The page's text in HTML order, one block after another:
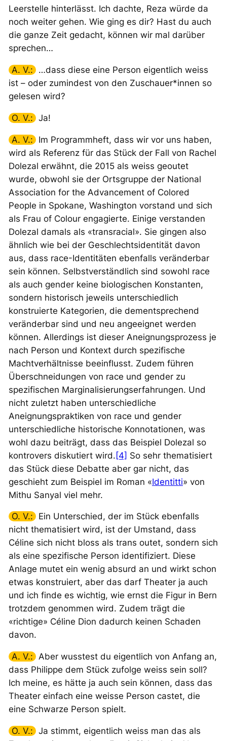
Leerstelle hinterlässt. Ich dachte, Reza würde da
noch weiter gehen. Wie ging es dir? Hast du auch
die ganze Zeit gedacht, können wir mal darüber
sprechen…
A. V.: …dass diese eine Person eigentlich weiss
ist – oder zumindest von den Zuschauer*innen so
gelesen wird?
O. V.: Ja!
A. V.: Im Programmheft, dass wir vor uns haben,
wird als Referenz für das Stück der Fall von Rachel
Dolezal erwähnt, die 2015 als weiss geoutet
wurde, obwohl sie der Ortsgruppe der National
Association for the Advancement of Colored
People in Spokane, Washington vorstand und sich
als Frau of Colour engagierte. Einige verstanden
Dolezal damals als «transracial». Sie gingen also
ähnlich wie bei der Geschlechtsidentität davon
aus, dass race-Identitäten ebenfalls veränderbar
sein können. Selbstverständlich sind sowohl race
als auch genderkeine biologischen Konstanten,
sondern historisch jeweils unterschiedlich
konstruierte Kategorien, die dementsprechend
veränderbar sind und neu angeeignet werden
können. Allerdings ist dieser Aneignungsprozess je
nach Person und Kontext durch spezifische
Machtverhältnisse beeinflusst. Zudem führen
Überschneidungen von race und genderzu
spezifischen Marginalisierungserfahrungen. Und
nicht zuletzt haben unterschiedliche
Aneignungspraktiken von race und gender
unterschiedliche historische Konnotationen, was
wohl dazu beiträgt, dass das Beispiel Dolezal so
kontrovers diskutiert wird. [4] So sehr thematisiert
das Stück diese Debatte aber gar nicht, das
geschieht zum Beispiel im Roman «Identitti» von
Mithu Sanyal viel mehr.
O. V.: Ein Unterschied, der im Stück ebenfalls
nicht thematisiert wird, ist der Umstand, dass
Céline sich nicht bloss als trans outet, sondern sich
als eine spezifische Person identifiziert. Diese
Anlage mutet ein wenig absurd an und wirkt schon
etwas konstruiert, aber das darf Theater ja auch
und ich finde es wichtig, wie ernst die Figur in Bern
trotzdem genommen wird. Zudem trägt die
«richtige» Céline Dion dadurch keinen Schaden
davon.
A. V.: Aber wusstest du eigentlich von Anfang an,
dass Philippe dem Stück zufolge weiss sein soll?
Ich meine, es hätte ja auch sein können, dass das
Theater einfach eine weisse Person castet, die
eine Schwarze Person spielt.
O. V.: Ja stimmt, eigentlich weiss man das als